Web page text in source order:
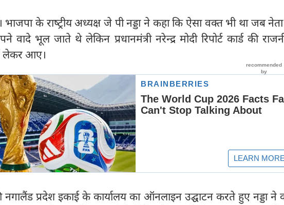
भाजपा के राष्‍ट्रीय अध्यक्ष जे पी नड्डा ने कहा कि ऐसा वक्त भी था जब
वादे भूल जाते थे लेकिन प्रधानमंत्री नरेन्द्र मोदी रिपोर्ट कार्ड की
लेकर आए।
नगालैंड प्रदेश इकाई के कार्यालय का ऑनलाइन उद्घाटन करते हुए नड्डा ने